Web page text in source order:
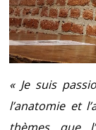
« Je suis
l’anatomie et